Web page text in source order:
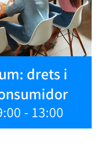
drets i
- 13:00